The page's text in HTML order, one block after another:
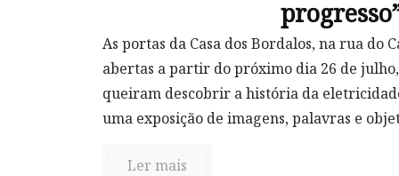
As portas da Casa dos Bordalos, na rua do
abertas a partir do próximo dia 26 de
queiram descobrir a história da
uma exposição de imagens, palavras e
Ler mais